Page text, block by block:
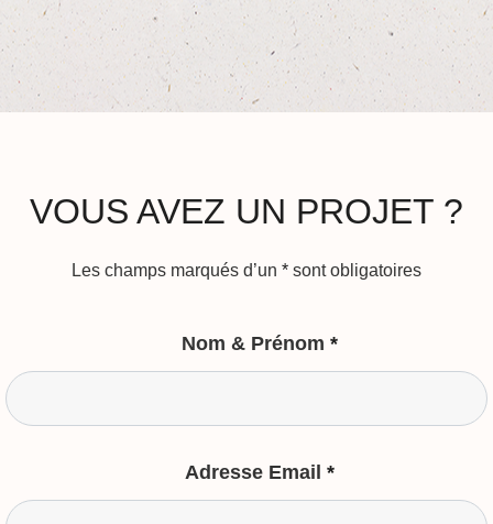
VOUS AVEZ UN PROJET ?
Les champs marqués d’un * sont obligatoires
Nom & Prénom *
Adresse Email *